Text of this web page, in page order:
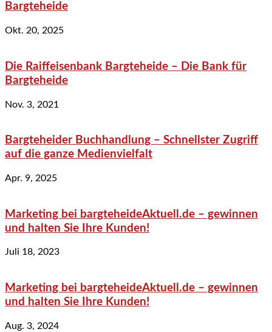
Bargteheide
Okt. 20, 2025
Die Raiffeisenbank Bargteheide – Die Bank für
Bargteheide
Nov. 3, 2021
Bargteheider Buchhandlung – Schnellster Zugriff
auf die ganze Medienvielfalt
Apr. 9, 2025
Marketing bei bargteheideAktuell.de – gewinnen
und halten Sie Ihre Kunden!
Juli 18, 2023
Marketing bei bargteheideAktuell.de – gewinnen
und halten Sie Ihre Kunden!
Aug. 3, 2024